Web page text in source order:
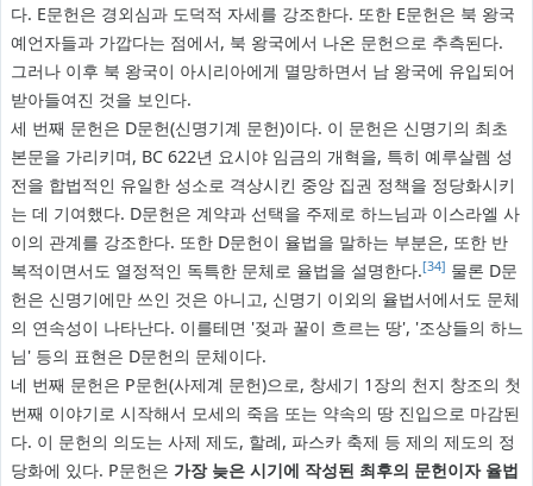
다. E문헌은 경외심과 도덕적 자세를 강조한다. 또한 E문헌은 북 왕국
예언자들과 가깝다는 점에서, 북 왕국에서 나온 문헌으로 추측된다.
그러나 이후 북 왕국이 아시리아에게 멸망하면서 남 왕국에 유입되어
받아들여진 것을 보인다.
세 번째 문헌은 D문헌(신명기계 문헌)이다. 이 문헌은 신명기의 최초
본문을 가리키며, BC 622년 요시야 임금의 개혁을, 특히 예루살렘 성
전을 합법적인 유일한 성소로 격상시킨 중앙 집권 정책을 정당화시키
는 데 기여했다. D문헌은 계약과 선택을 주제로 하느님과 이스라엘 사
이의 관계를 강조한다. 또한 D문헌이 율법을 말하는 부분은, 또한 반
복적이면서도 열정적인 독특한 문체로 율법을 설명한다.[34] 물론 D문
헌은 신명기에만 쓰인 것은 아니고, 신명기 이외의 율법서에서도 문체
의 연속성이 나타난다. 이를테면 '젖과 꿀이 흐르는 땅', '조상들의 하느
님' 등의 표현은 D문헌의 문체이다.
네 번째 문헌은 P문헌(사제계 문헌)으로, 창세기 1장의 천지 창조의 첫
번째 이야기로 시작해서 모세의 죽음 또는 약속의 땅 진입으로 마감된
다. 이 문헌의 의도는 사제 제도, 할례, 파스카 축제 등 제의 제도의 정
당화에 있다. P문헌은 가장 늦은 시기에 작성된 최후의 문헌이자 율법